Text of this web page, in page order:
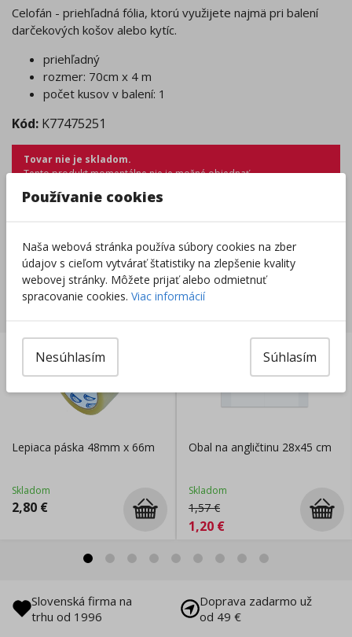
Celofán - priehľadná fólia, ktorú využijete najmä pri balení
darčekových košov alebo kytíc.
priehľadný
rozmer: 70cm x 4 m
počet kusov v balení: 1
Kód: K77475251
Tovar nie je skladom.
Tento produkt momentálne nie je možné objednať.
Výrobca/Distribútor
Súvisiace produkty
Lepiaca páska 48mm x 66m
Skladom
2,80 €
v eshope
CENA
Obal na angličtinu 28x45 cm
Skladom
1,57€
1,20 €
Slovenská firma na
trhu od 1996
Doprava zadarmo už
od 49 €
Používanie cookies
Naša webová stránka používa súbory cookies na zber
údajov s cieľom vytvárať štatistiky na zlepšenie kvality
webovej stránky. Môžete prijať alebo odmietnuť
spracovanie cookies. Viac informácií
Súhlasím
Nesúhlasím